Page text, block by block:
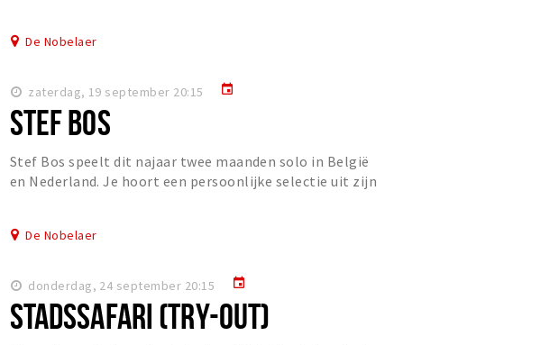
De Nobelaer
zaterdag, 19 september 20:15 event
STEF BOS
Stef Bos speelt dit najaar twee maanden solo in België
en Nederland. Je hoort een persoonlijke selectie uit zijn
De Nobelaer
donderdag, 24 september 20:15 event
STADSSAFARI (TRY-OUT)